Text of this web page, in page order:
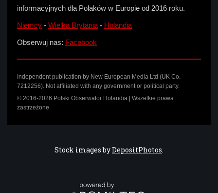
informacyjnych dla Polaków w Europie od 2016 roku.
Niemcy - Wielka Brytania- Holandia
Obserwuj nas: Facebook
Independent publication by New European Media Ltd (UK Co.
7212256). Not affiliated with any government or political party.
© 2016-2026 Polski Obserwator Holandia | Wszelkie prawa
zastrzeżone.
Stock images byDepositPhotos.